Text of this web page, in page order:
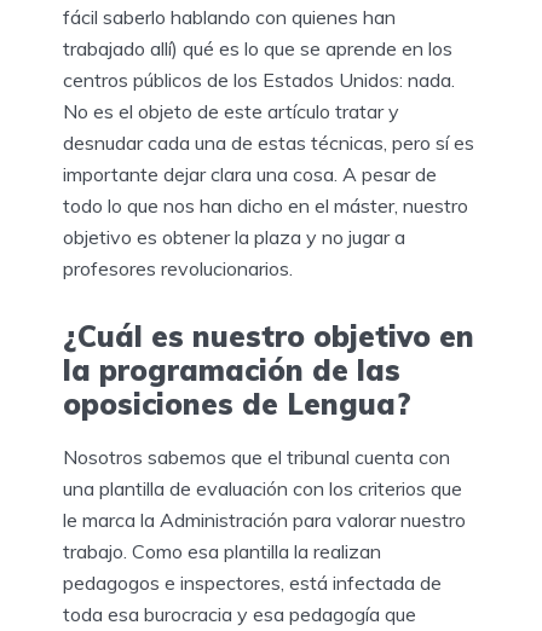
fácil saberlo hablando con quienes han
trabajado allí) qué es lo que se aprende en los
centros públicos de los Estados Unidos: nada.
No es el objeto de este artículo tratar y
desnudar cada una de estas técnicas, pero sí es
importante dejar clara una cosa. A pesar de
todo lo que nos han dicho en el máster, nuestro
objetivo es obtener la plaza y no jugar a
profesores revolucionarios.
¿Cuál es nuestro objetivo en
la programación de las
oposiciones de Lengua?
Nosotros sabemos que el tribunal cuenta con
una plantilla de evaluación con los criterios que
le marca la Administración para valorar nuestro
trabajo. Como esa plantilla la realizan
pedagogos e inspectores, está infectada de
toda esa burocracia y esa pedagogía que